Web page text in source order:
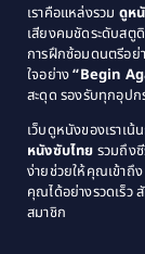
1979
1976
1974
1971
1969
1964
เราคือแหล่งรวม ดูห
เสียงคมชัดระดับสตู
การฝึกซ้อมดนตรีอย่
ใจอย่าง“Begin
สะดุด รองรับทุกอุป
เว็บดูหนังของเราเ
หนังซับไทย รวมถึง
ง่ายช่วยให้คุณเข้าถึ
คุณได้อย่างรวดเร็ว
สมาชิก